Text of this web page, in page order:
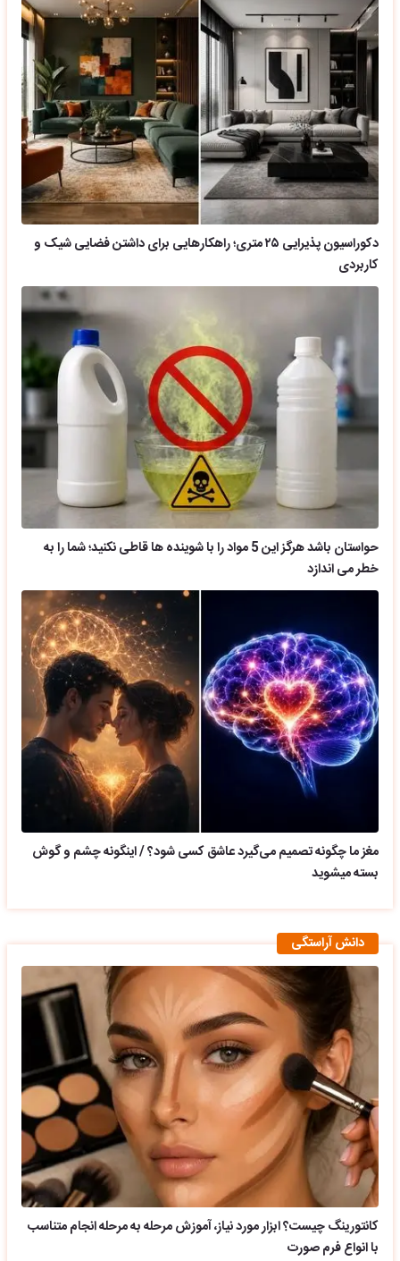
دکوراسیون پذیرایی ۲۵ متری؛ راهکارهایی برای داشتن فضایی شیک و
کاربردی
حواستان باشد هرگز این 5 مواد را با شوینده ها قاطی نکنید؛ شما را به
خطر می اندازد
مغز ما چگونه تصمیم می‌گیرد عاشق کسی شود؟ / اینگونه چشم و گوش
بسته میشوید
دانش آراستگی
کانتورینگ چیست؟ ابزار مورد نیاز، آموزش مرحله به مرحله انجام متناسب
با انواع فرم صورت